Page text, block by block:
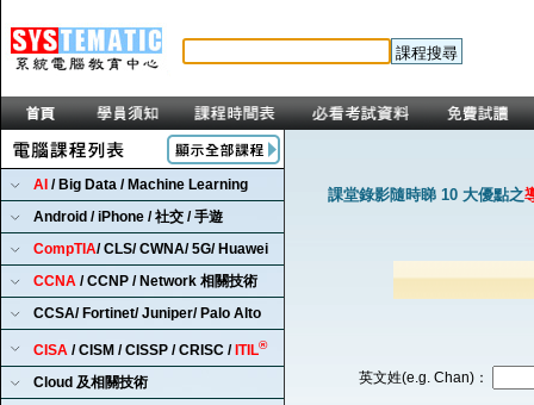
AI / Big Data / Machine Learning
Android / iPhone / 社交 / 手遊
CompTIA/ CLS/ CWNA/ 5G/ Huawei
CCNA / CCNP / Network 相關技術
CCSA/ Fortinet/ Juniper/ Palo Alto
CISA / CISM / CISSP / CRISC / ITIL®
Cloud 及相關技術
課堂錄影隨時睇 10 大優點之
英文姓(e.g. Chan)：